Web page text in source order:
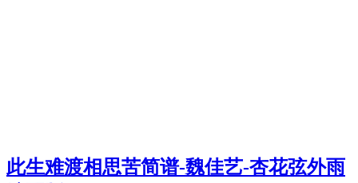
此生难渡相思苦简谱-魏佳艺-杏花弦外雨